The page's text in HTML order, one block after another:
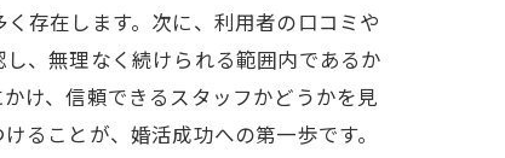
存在します。次に、利用者の口コミや
、無理なく続けられる範囲内であるか
け、信頼できるスタッフかどうかを見
ることが、婚活成功への第一歩です。